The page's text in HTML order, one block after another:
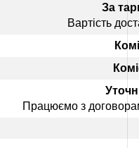
За
Вартість
Працюємо з